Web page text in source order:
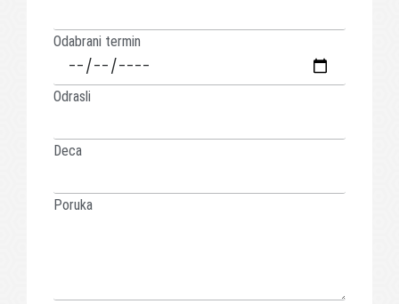
Odabrani termin
Odrasli
Deca
Poruka